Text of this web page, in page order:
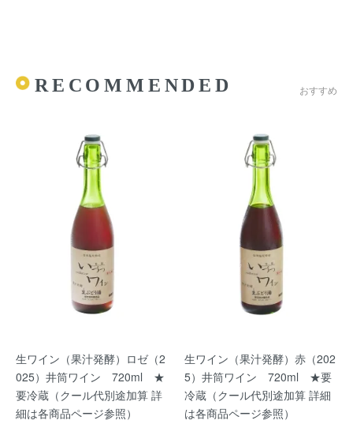
RECOMMENDED おすすめ
生ワイン（果汁発酵）ロゼ（2
025）井筒ワイン 720ml ★
要冷蔵（クール代別途加算 詳
細は各商品ページ参照）
生ワイン（果汁発酵）赤（202
5）井筒ワイン 720ml ★要
冷蔵（クール代別途加算 詳細
は各商品ページ参照）